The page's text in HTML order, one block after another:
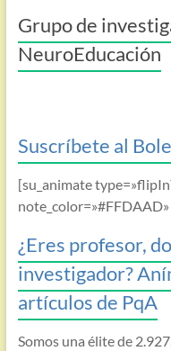
Grupo de
NeuroEducación
Suscríbete al
[su_animate
¿Eres profesor,
investigador?
artículos de PqA
Somos una élite de